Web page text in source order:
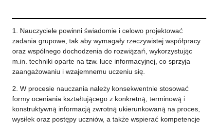
1. Nauczyciele powinni świadomie i celowo projektować
zadania grupowe, tak aby wymagały rzeczywistej współpracy
oraz wspólnego dochodzenia do rozwiązań, wykorzystując
m.in. techniki oparte na tzw. luce informacyjnej, co sprzyja
zaangażowaniu i wzajemnemu uczeniu się.
2. W procesie nauczania należy konsekwentnie stosować
formy oceniania kształtującego z konkretną, terminową i
konstruktywną informacją zwrotną ukierunkowaną na proces,
wysiłek oraz postępy uczniów, a także wspierać kompetencje